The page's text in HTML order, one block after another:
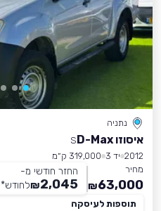
נתניה
איסוזו D-Max
S
2012 יד 3
319,000 ק״מ
מחיר
63,000
₪
החזר חודשי מ-
2,045
₪לחודש*
תוספות לעיסקה